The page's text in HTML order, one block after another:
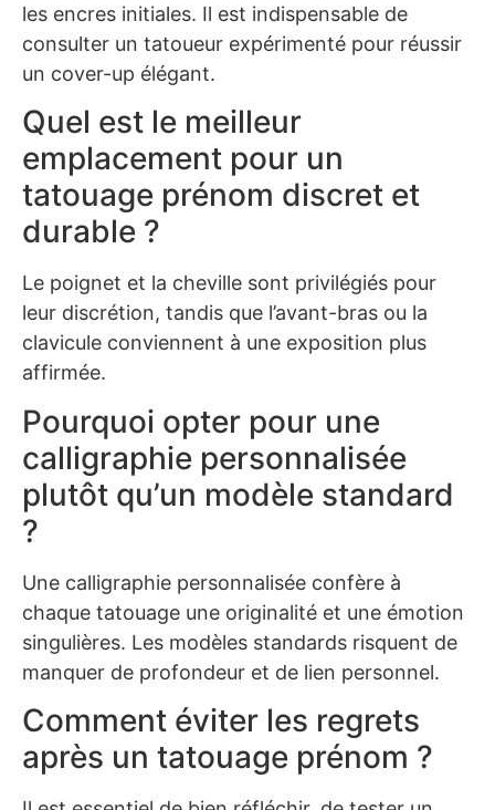
les encres initiales. Il est indispensable de
consulter un tatoueur expérimenté pour réussir
un cover-up élégant.
Quel est le meilleur
emplacement pour un
tatouage prénom discret et
durable ?
Le poignet et la cheville sont privilégiés pour
leur discrétion, tandis que l’avant-bras ou la
clavicule conviennent à une exposition plus
affirmée.
Pourquoi opter pour une
calligraphie personnalisée
plutôt qu’un modèle standard
?
Une calligraphie personnalisée confère à
chaque tatouage une originalité et une émotion
singulières. Les modèles standards risquent de
manquer de profondeur et de lien personnel.
Comment éviter les regrets
après un tatouage prénom ?